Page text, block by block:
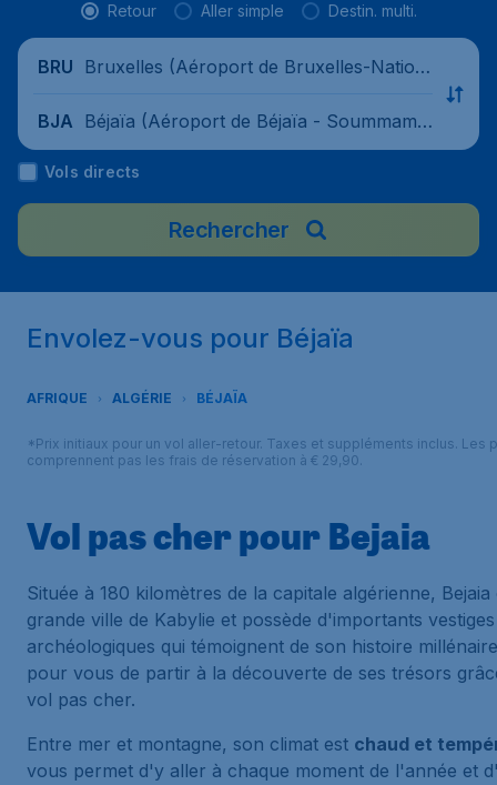
Retour Aller simple Destin. multi.
BRU Bruxelles (Aéroport de Bruxelles-Nation
BJA Béjaïa (Aéroport de Béjaïa - Soummam -
Abane-Ramdane), Algérie
Vols directs
Rechercher
Envolez-vous pour Béjaïa
AFRIQUE ALGÉRIE BÉJAÏA
*Prix initiaux pour un vol aller-retour. Taxes et suppléments inclus. Les
comprennent pas les frais de réservation à € 29,90.
Vol pas cher pour Bejaia
Située à 180 kilomètres de la capitale algérienne,
grande ville de Kabylie et possède d'importants vestiges
archéologiques qui témoignent de son histoire
pour vous de partir à la découverte de ses trésors
vol pas cher.
Entre mer et montagne, son climat est chaud et
vous permet d'y aller à chaque moment de l'année et